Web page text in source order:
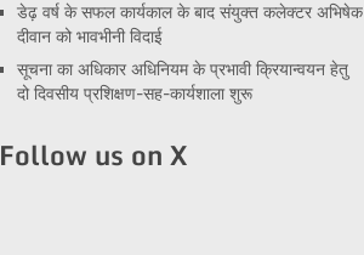
डेढ़ वर्ष के सफल कार्यकाल के बाद संयुक्त कलेक्टर अभिषेक
दीवान को भावभीनी विदाई
सूचना का अधिकार अधिनियम के प्रभावी क्रियान्वयन हेतु
दो दिवसीय प्रशिक्षण-सह-कार्यशाला शुरू
Follow us on X